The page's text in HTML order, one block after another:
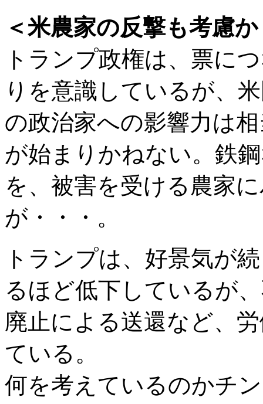
＜米農家の反撃も考慮
トランプ政権は、票に
りを意識しているが、
の政治家への影響力は
が始まりかねない。鉄
を、被害を受ける農家
が・・・。
トランプは、好景気が
るほど低下しているが
廃止による送還など、
ている。
何を考えているのかチ